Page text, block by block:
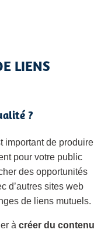
LIENS
?
important de produire
pour votre public
des opportunités
d’autres sites web
de liens mutuels.
à créer du contenu